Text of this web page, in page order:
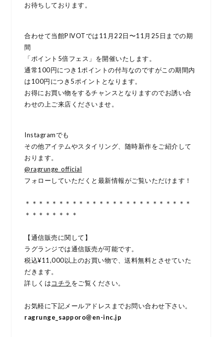
お待ちしております。
合わせて当館PIVOTでは11月22日〜11月25日までの期
間
「ポイント5倍フェス」を開催いたします。
通常100円につき1ポイントの付与なのですがこの期間内
は100円につき5ポイントとなります。
お得にお買い物をするチャンスとなりますのでお誘い合
わせの上ご来店くださいませ。
Instagramでも
その他アイテムやスタイリング、随時新作をご紹介して
おります。
@ragrunge_official
フォローしていただくと最新情報がご覧いただけます！
＊＊＊＊＊＊＊＊＊＊＊＊＊＊＊＊＊＊＊＊＊＊＊＊＊
＊＊＊＊＊＊＊＊
【通信販売に関して】
ラグランジでは通信販売が可能です。
税込¥11,000以上のお買い物で、送料無料とさせていた
だきます。
詳しくはコチラ をご覧ください。
お気軽に下記メールアドレスまでお問い合わせ下さい。
ragrunge_sapporo@en-inc.jp